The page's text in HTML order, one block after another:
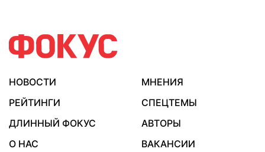
НОВОСТИ
МНЕНИЯ
РЕЙТИНГИ
СПЕЦТЕМЫ
ДЛИННЫЙ ФОКУС
АВТОРЫ
О НАС
ВАКАНСИИ